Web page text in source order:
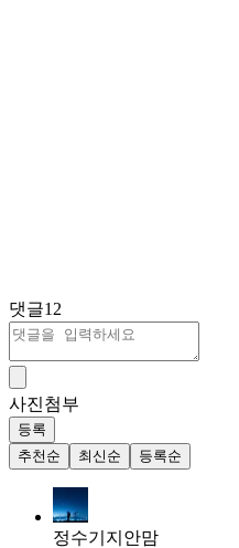
댓글12
사진첨부
등록
추천순
최신순 등록순
정수기지안맘